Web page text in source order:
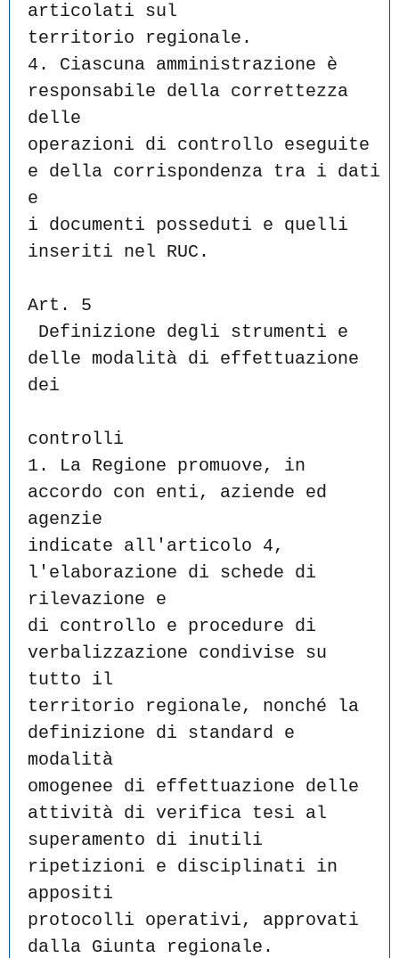
articolati sul
territorio regionale.
4. Ciascuna amministrazione è
responsabile della correttezza
delle
operazioni di controllo eseguite
e della corrispondenza tra i dati
e
i documenti posseduti e quelli
inseriti nel RUC.
Art. 5
delle modalità di effettuazione
dei
controlli
1. La Regione promuove, in
accordo con enti, aziende ed
agenzie
indicate all'articolo 4,
l'elaborazione di schede di
rilevazione e
di controllo e procedure di
verbalizzazione condivise su
tutto il
territorio regionale, nonché la
definizione di standard e
modalità
omogenee di effettuazione delle
attività di verifica tesi al
superamento di inutili
ripetizioni e disciplinati in
appositi
protocolli operativi, approvati
dalla Giunta regionale.